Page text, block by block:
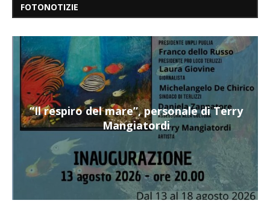
FOTONOTIZIE
“Il respiro del mare”, personale di Terry
Mangiatordi